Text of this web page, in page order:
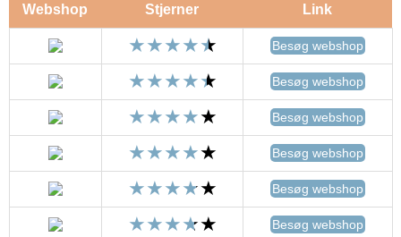
Webshop Stjerner Link
Besøg webshop
Besøg webshop
Besøg webshop
Besøg webshop
Besøg webshop
Besøg webshop